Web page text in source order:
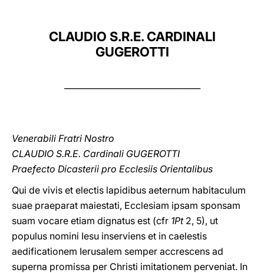
CLAUDIO S.R.E. CARDINALI
GUGEROTTI
Venerabili Fratri Nostro
CLAUDIO S.R.E. Cardinali GUGEROTTI
Praefecto Dicasterii pro Ecclesiis Orientalibus
Qui de vivis et electis lapidibus aeternum habitaculum
suae praeparat maiestati, Ecclesiam ipsam sponsam
suam vocare etiam dignatus est (cfr 1Pt2, 5), ut
populus nomini Iesu inserviens et in caelestis
aedificationem Ierusalem semper accrescens ad
superna promissa per Christi imitationem perveniat. In